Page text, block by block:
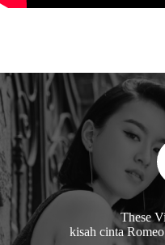
These
kisah cinta